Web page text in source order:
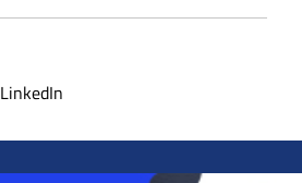
LinkedIn